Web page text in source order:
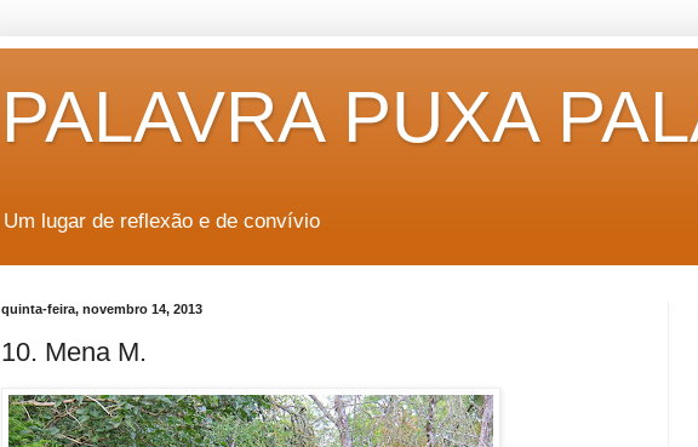
PALAVRA PUXA
Um lugar de reflexão e de convívio
quinta-feira, novembro 14, 2013
10. Mena M.